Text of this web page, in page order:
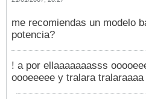
me recomiendas un modelo
potencia?
! a por ellaaaaaaasss
oooeeeee y tralara tralaraaaa